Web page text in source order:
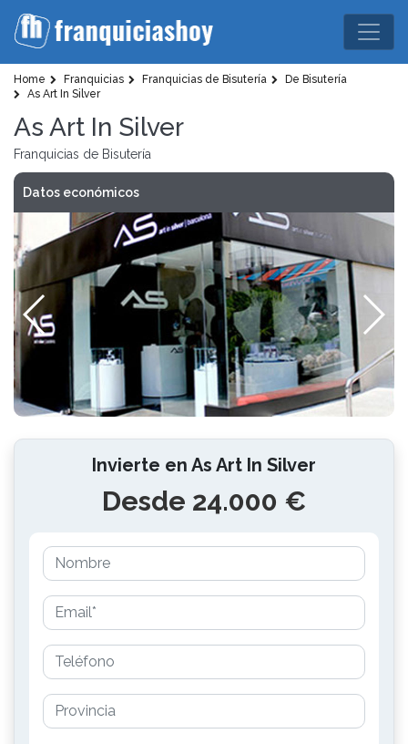
Home Franquicias Franquicias de Bisutería
De Bisutería
As Art In Silver
As Art In Silver
Franquicias de Bisutería
Datos económicos
Invierte en As Art In Silver
Desde 24.000 €